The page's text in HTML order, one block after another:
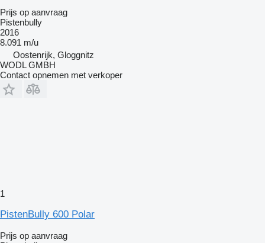
Prijs op aanvraag
Pistenbully
2016
8.091 m/u
Oostenrijk, Gloggnitz
WODL GMBH
Contact opnemen met verkoper
1
PistenBully 600 Polar
Prijs op aanvraag